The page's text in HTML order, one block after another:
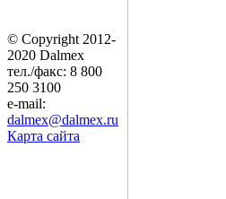
© Copyright 2012-
2020 Dalmex
тел./факс: 8 800
250 3100
e-mail:
dalmex@dalmex.ru
Карта сайта